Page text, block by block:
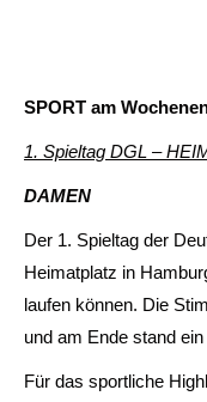
SPORT am
1. Spieltag DGL –
DAMEN
Der 1. Spieltag der
Heimatplatz in
laufen können. Die
und am Ende stand
Für das sportliche